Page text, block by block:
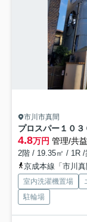
市川市真間
プロスパー１０３
4.8万円 管理/共
2階 / 19.35㎡ / 1R /
京成本線「市川
室内洗濯機置場
駐輪場